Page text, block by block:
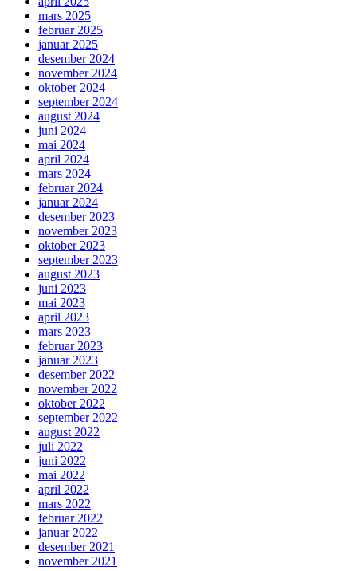
mars 2025
februar 2025
januar 2025
desember 2024
november 2024
oktober 2024
september 2024
august 2024
juni 2024
mai 2024
april 2024
mars 2024
februar 2024
januar 2024
desember 2023
november 2023
oktober 2023
september 2023
august 2023
juni 2023
mai 2023
april 2023
mars 2023
februar 2023
januar 2023
desember 2022
november 2022
oktober 2022
september 2022
august 2022
juli 2022
juni 2022
mai 2022
april 2022
mars 2022
februar 2022
januar 2022
desember 2021
november 2021